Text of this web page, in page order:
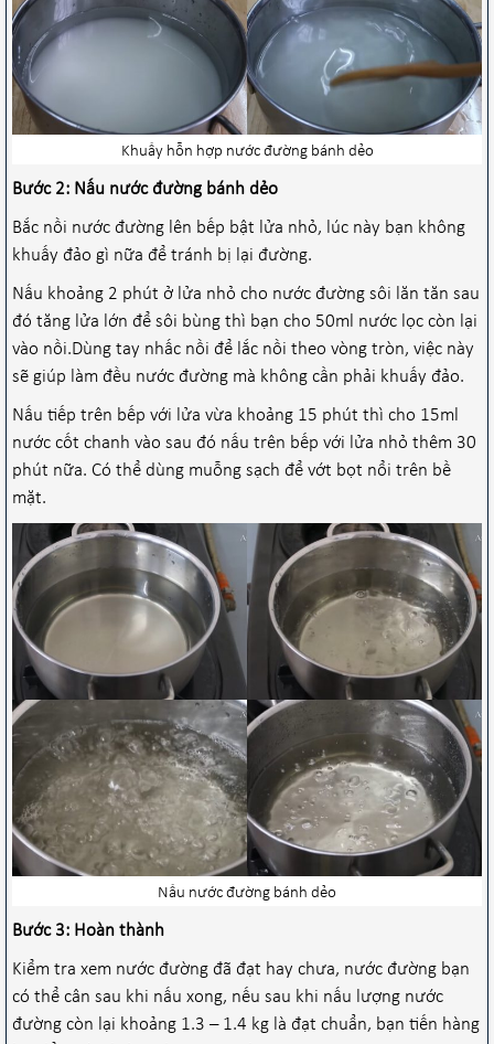
Khuấy hỗn hợp nước đường bánh dẻo
Bước 2: Nấu nước đường bánh dẻo
Bắc nồi nước đường lên bếp bật lửa nhỏ, lúc này bạn không
khuấy đảo gì nữa để tránh bị lại đường.
Nấu khoảng 2 phút ở lửa nhỏ cho nước đường sôi lăn tăn sau
đó tăng lửa lớn để sôi bùng thì bạn cho 50ml nước lọc còn lại
vào nồi.Dùng tay nhấc nồi để lắc nồi theo vòng tròn, việc này
sẽ giúp làm đều nước đường mà không cần phải khuấy đảo.
Nấu tiếp trên bếp với lửa vừa khoảng 15 phút thì cho 15ml
nước cốt chanh vào sau đó nấu trên bếp với lửa nhỏ thêm 30
phút nữa. Có thể dùng muỗng sạch để vớt bọt nổi trên bề
mặt.
Nấu nước đường bánh dẻo
Bước 3: Hoàn thành
Kiểm tra xem nước đường đã đạt hay chưa, nước đường bạn
có thể cân sau khi nấu xong, nếu sau khi nấu lượng nước
đường còn lại khoảng 1.3 – 1.4 kg là đạt chuẩn, bạn tiến hàng